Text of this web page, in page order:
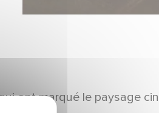
ont marqué le paysage